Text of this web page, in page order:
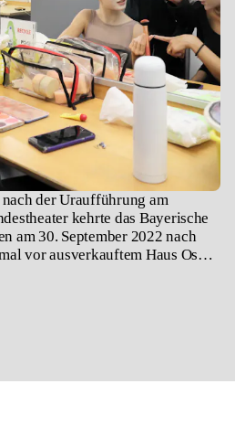
nach der Uraufführung am
kehrte das Bayerische
am 30. September 2022 nach
vor ausverkauftem Haus Oskar
neues künstlerisches Medium.